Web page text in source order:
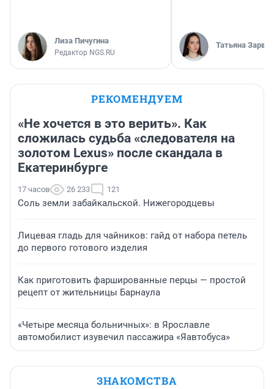
Лиза Пичугина
Редактор NGS.RU
Татьяна Зарва
РЕКОМЕНДУЕМ
«Не хочется в это верить». Как
сложилась судьба «следователя на
золотом Lexus» после скандала в
Екатеринбурге
17 часов 26 233 121
Соль земли забайкальской. Нижегородцевы
Лицевая гладь для чайников: гайд от набора петель
до первого готового изделия
Как приготовить фаршированные перцы — простой
рецепт от жительницы Барнаула
«Четыре месяца больничных»: в Ярославле
автомобилист изувечил пассажира «Яавтобуса»
ЗНАКОМСТВА